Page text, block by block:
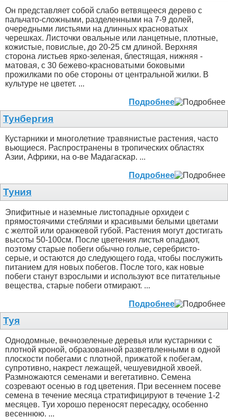
Он представляет собой слабо ветвящееся дерево с
пальчато-сложными, разделенными на 7-9 долей,
очередными листьями на длинных красноватых
черешках. Листочки овальные или ланцетные, плотные,
кожистые, повислые, до 20-25 см длиной. Верхняя
сторона листьев ярко-зеленая, блестящая, нижняя -
матовая, с 30 бежево-красноватыми боковыми
прожилками по обе стороны от центральной жилки. В
культуре не цветет. ...
Подробнее
Тунбергия
Кустарники и многолетние травянистые растения, часто
вьющиеся. Распространены в тропических областях
Азии, Африки, на о-ве Мадагаскар. ...
Подробнее
Туния
Эпифитные и наземные листопадные орхидеи с
прямостоячими стеблями и красивыми белыми цветами
с желтой или оранжевой губой. Растения могут достигать
высоты 50-100см. После цветения листья опадают,
поэтому старые побеги обычно голые, серебристо-
серые, и остаются до следующего года, чтобы послужить
питанием для новых побегов. После того, как новые
побеги станут взрослыми и используют все питательные
вещества, старые побеги отмирают. ...
Подробнее
Туя
Однодомные, вечнозеленые деревья или кустарники с
плотной кроной, образованной разветвленными в одной
плоскости побегами с плотной, прижатой к побегам,
супротивно, накрест лежащей, чешуевидной хвоей.
Размножаются семенами и вегетативно. Семена
созревают осенью в год цветения. При весеннем посеве
семена в течение месяца стратифицируют в течение 1-2
месяцев. Туи хорошо переносят пересадку, особенно
весеннюю. ...